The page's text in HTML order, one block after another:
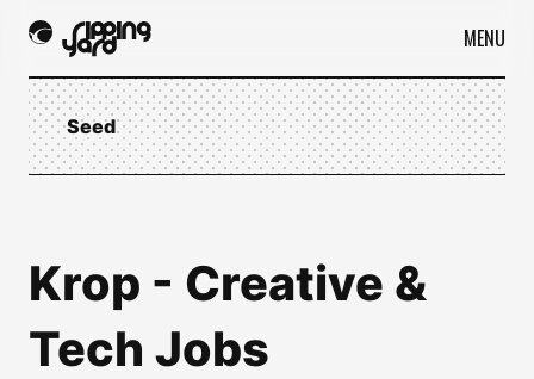
MENU
Seed
Krop - Creative &
Tech Jobs